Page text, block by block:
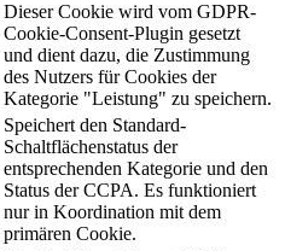
Dieser Cookie wird vom GDPR-
Cookie-Consent-Plugin gesetzt
und dient dazu, die Zustimmung
des Nutzers für Cookies der
Kategorie "Leistung" zu speichern.
Speichert den Standard-
Schaltflächenstatus der
entsprechenden Kategorie und den
Status der CCPA. Es funktioniert
nur in Koordination mit dem
primären Cookie.